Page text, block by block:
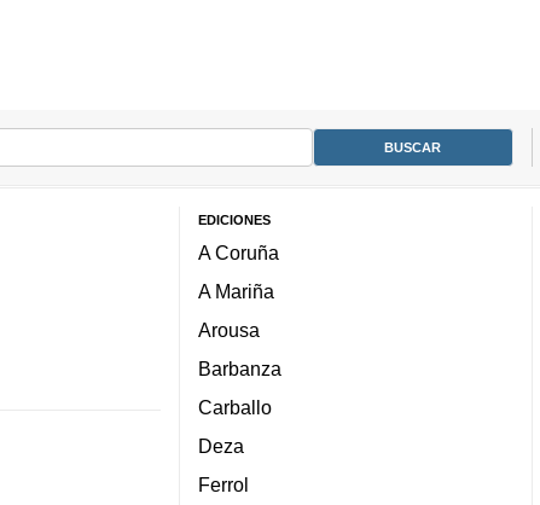
EDICIONES
A Coruña
A Mariña
Arousa
Barbanza
Carballo
Deza
Ferrol